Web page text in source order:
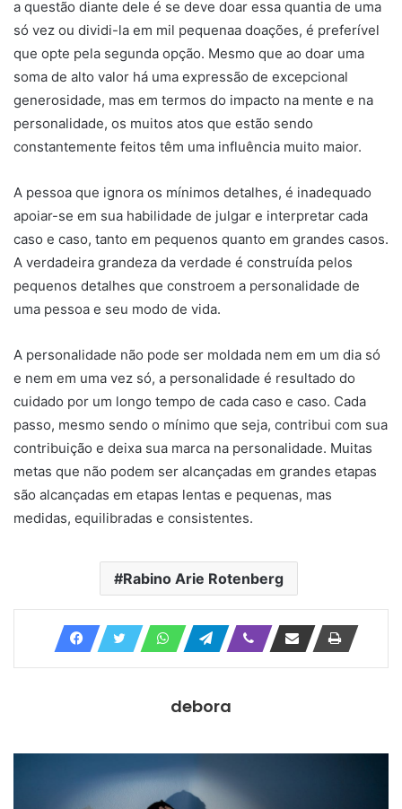
a questão diante dele é se deve doar essa quantia de uma
só vez ou dividi-la em mil pequenaa doações, é preferível
que opte pela segunda opção. Mesmo que ao doar uma
soma de alto valor há uma expressão de excepcional
generosidade, mas em termos do impacto na mente e na
personalidade, os muitos atos que estão sendo
constantemente feitos têm uma influência muito maior.
A pessoa que ignora os mínimos detalhes, é inadequado
apoiar-se em sua habilidade de julgar e interpretar cada
caso e caso, tanto em pequenos quanto em grandes casos.
A verdadeira grandeza da verdade é construída pelos
pequenos detalhes que constroem a personalidade de
uma pessoa e seu modo de vida.
A personalidade não pode ser moldada nem em um dia só
e nem em uma vez só, a personalidade é resultado do
cuidado por um longo tempo de cada caso e caso. Cada
passo, mesmo sendo o mínimo que seja, contribui com sua
contribuição e deixa sua marca na personalidade. Muitas
metas que não podem ser alcançadas em grandes etapas
são alcançadas em etapas lentas e pequenas, mas
medidas, equilibradas e consistentes.
Rabino Arie Rotenberg
debora